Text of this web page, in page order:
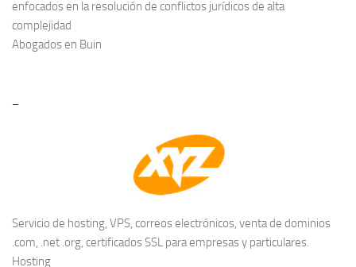
enfocados en la resolución de conflictos jurídicos de alta
complejidad
Abogados en Buin
–
Servicio de hosting, VPS, correos electrónicos, venta de dominios
.com, .net .org, certificados SSL para empresas y particulares.
Hosting